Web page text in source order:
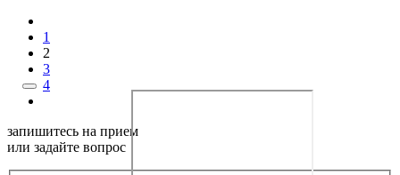
1
2
3
4
запишитесь на прием
или задайте вопрос